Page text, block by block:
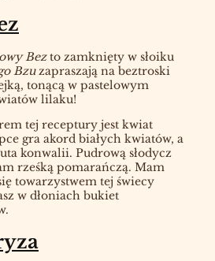
Bezto zamknięty w słoiku
Bzuzapraszają na beztroski
tonącą w pastelowym
lilaku!
tej receptury jest kwiat
gra akord białych kwiatów, a
konwalii. Pudrową słodycz
rześką pomarańczą. Mam
towarzystwem tej świecy
w dłoniach bukiet